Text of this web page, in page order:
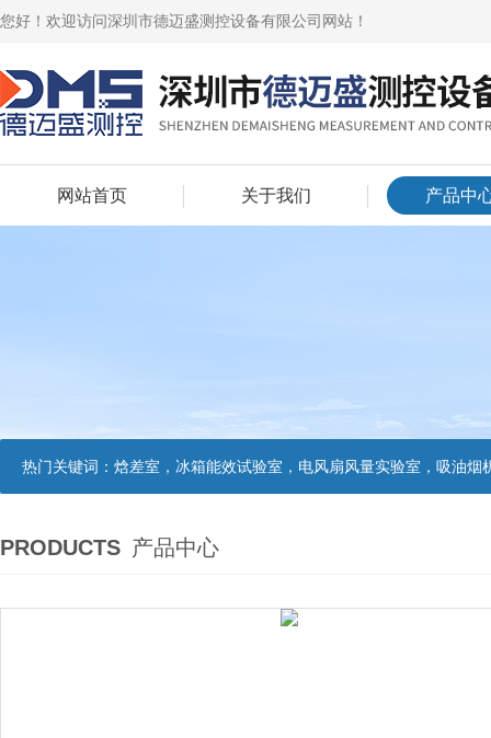
您好！欢迎访问深圳市德迈盛测控设备有限公司网站！
网站首页 关于我们 产品中
热门关键词： 焓差室，冰箱能效试验室，电风扇风量实验室，吸油烟机油脂分离度试验装置，吸油烟机空气性能试验装置，吸油烟机气味
PRODUCTS 产品中心